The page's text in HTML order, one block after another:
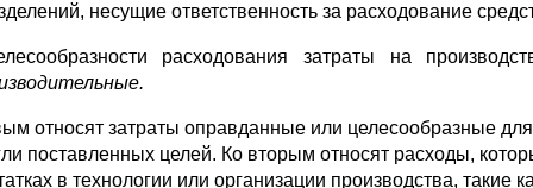
несущие ответственность за расходование
расходования затраты на
относят затраты оправданные или целесообразные
поставленных целей. Ко вторым относят расходы,
в технологии или организации производства, такие